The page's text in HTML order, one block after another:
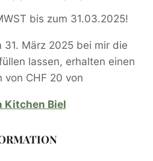
bis zum 31.03.2025!
31. März 2025 bei mir die
lassen, erhalten einen
von CHF 20 von
Kitchen Biel